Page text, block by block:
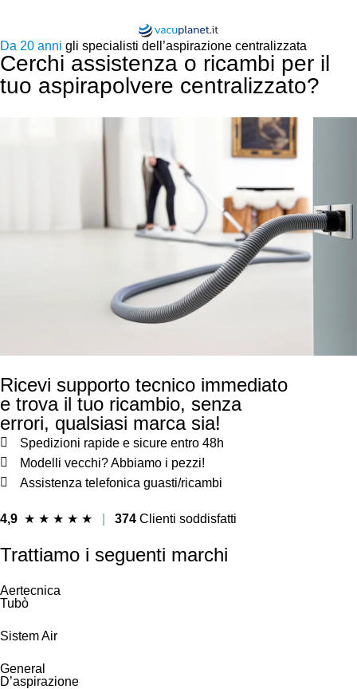
Da 20 anni gli specialisti dell’aspirazione centralizzata
Cerchi assistenza o ricambi per il
tuo aspirapolvere centralizzato?
Ricevi supporto tecnico immediato
e trova il tuo ricambio, senza
errori, qualsiasi marca sia!
Spedizioni rapide e sicure entro 48h
Modelli vecchi? Abbiamo i pezzi!
Assistenza telefonica guasti/ricambi
4,9 ★ ★ ★ ★ ★ 374 Clienti soddisfatti
Trattiamo i seguenti marchi
Aertecnica
Tubò
Sistem Air
General
D’aspirazione